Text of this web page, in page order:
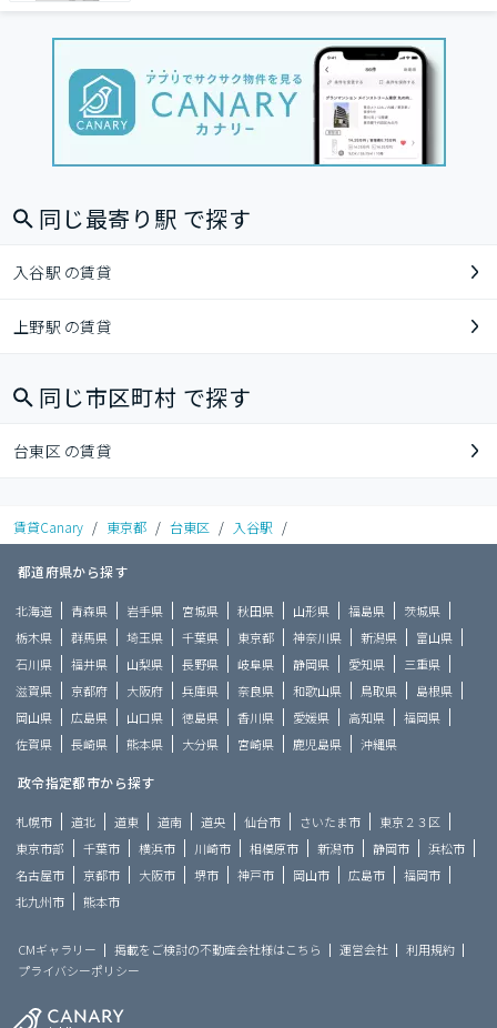
同じ最寄り駅 で探す
入谷駅 の賃貸
上野駅 の賃貸
同じ市区町村 で探す
台東区 の賃貸
賃貸Canary / 東京都 / 台東区 / 入谷駅 /
都道府県から探す
北海道 青森県 岩手県 宮城県 秋田県 山形県 福島県
茨城県
栃木県
群馬県 埼玉県 千葉県 東京都 神奈川県 新潟県
富山県
石川県
福井県 山梨県 長野県 岐阜県 静岡県 愛知県
三重県
滋賀県
京都府 大阪府 兵庫県 奈良県 和歌山県 鳥取県
島根県
岡山県
広島県 山口県 徳島県 香川県 愛媛県 高知県
福岡県
佐賀県
長崎県 熊本県 大分県 宮崎県 鹿児島県 沖縄県
政令指定都市から探す
札幌市 道北 道東 道南 道央 仙台市 さいたま市
東京２３区
東京市部
千葉市 横浜市 川崎市 相模原市 新潟市 静岡市
浜松市
名古屋市
京都市 大阪市 堺市 神戸市 岡山市 広島市
福岡市
北九州市
熊本市
CMギャラリー 掲載をご検討の不動産会社様はこちら 運営会社
利用規約
プライバシーポリシー